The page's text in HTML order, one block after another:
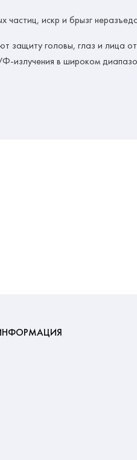
искр и брызг
головы, глаз и лица
излучения в широком